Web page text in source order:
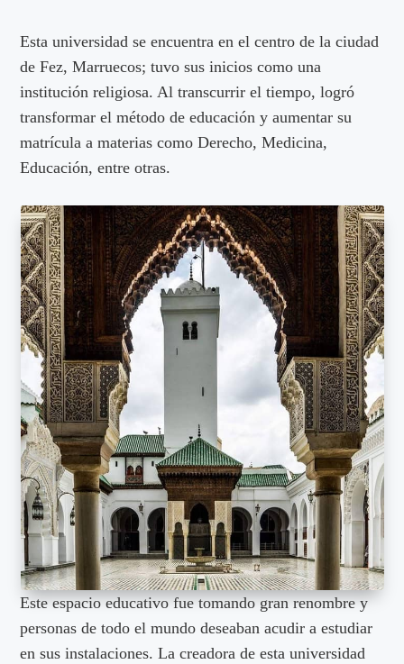
Esta universidad se encuentra en el centro de la ciudad
de Fez, Marruecos; tuvo sus inicios como una
institución religiosa. Al transcurrir el tiempo, logró
transformar el método de educación y aumentar su
matrícula a materias como Derecho, Medicina,
Educación, entre otras.
Este espacio educativo fue tomando gran renombre y
personas de todo el mundo deseaban acudir a estudiar
en sus instalaciones. La creadora de esta universidad